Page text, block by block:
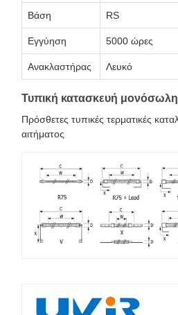
Βάση RS
Εγγύηση 5000 ώρες
Ανακλαστήρας Λευκό
Τυπική κατασκευή
Πρόσθετες τυπικές τερματικές
αιτήματος